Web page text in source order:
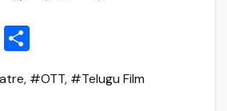
X
ar
, #OTT, #Telugu Film